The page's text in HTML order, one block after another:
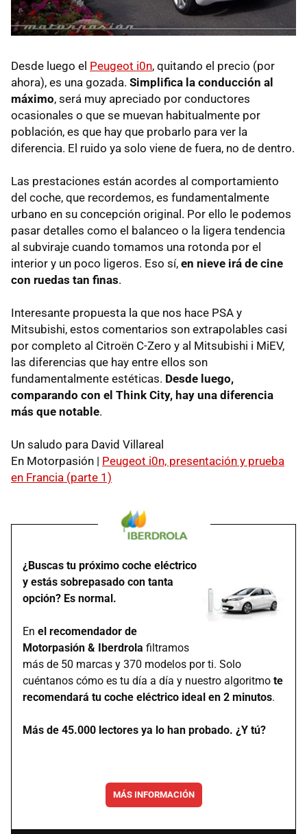
Desde luego el Peugeot i0n, quitando el precio (por
ahora), es una gozada. Simplifica la conducción al
máximo, será muy apreciado por conductores
ocasionales o que se muevan habitualmente por
población, es que hay que probarlo para ver la
diferencia. El ruido ya solo viene de fuera, no de dentro.
Las prestaciones están acordes al comportamiento
del coche, que recordemos, es fundamentalmente
urbano en su concepción original. Por ello le podemos
pasar detalles como el balanceo o la ligera tendencia
al subviraje cuando tomamos una rotonda por el
interior y un poco ligeros. Eso sí, en nieve irá de cine
con ruedas tan finas.
Interesante propuesta la que nos hace PSA y
Mitsubishi, estos comentarios son extrapolables casi
por completo al Citroën C-Zero y al Mitsubishi i MiEV,
las diferencias que hay entre ellos son
fundamentalmente estéticas. Desde luego,
comparando con el Think City, hay una diferencia
más que notable.
Un saludo para David Villareal
En Motorpasión | Peugeot i0n, presentación y prueba
en Francia (parte 1)
¿Buscas tu próximo coche eléctrico
y estás sobrepasado con tanta
opción? Es normal.
En el recomendador de
Motorpasión & Iberdrola filtramos
más de 50 marcas y 370 modelos por ti. Solo
cuéntanos cómo es tu día a día y nuestro algoritmo te
recomendará tu coche eléctrico ideal en 2 minutos.
Más de 45.000 lectores ya lo han probado. ¿Y tú?
MÁS INFORMACIÓN